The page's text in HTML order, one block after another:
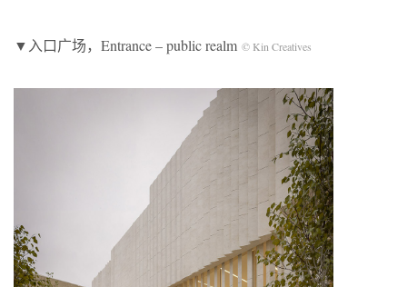
▼入口广场，Entrance – public realm © Kin Creatives